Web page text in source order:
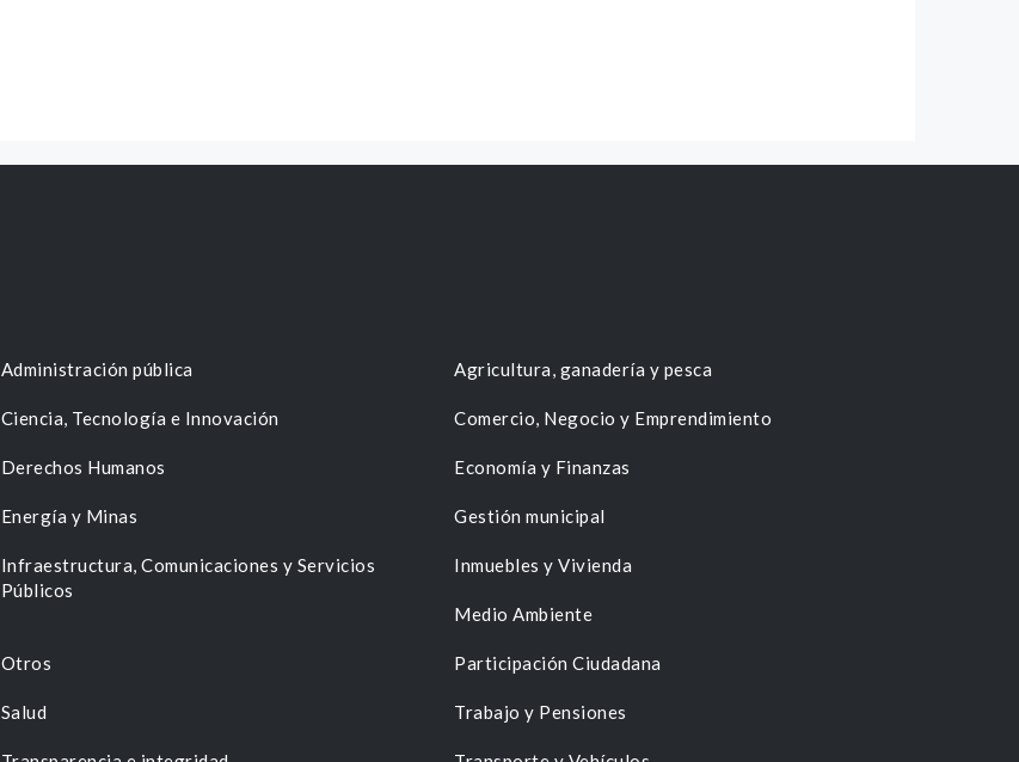
Administración pública Agricultura, ganadería y pesca
Ciencia, Tecnología e Innovación Comercio, Negocio y Emprendimiento
Derechos Humanos Economía y Finanzas
Energía y Minas Gestión municipal
Infraestructura, Comunicaciones y Servicios
Públicos
Inmuebles y Vivienda
Medio Ambiente
Otros Participación Ciudadana
Salud Trabajo y Pensiones